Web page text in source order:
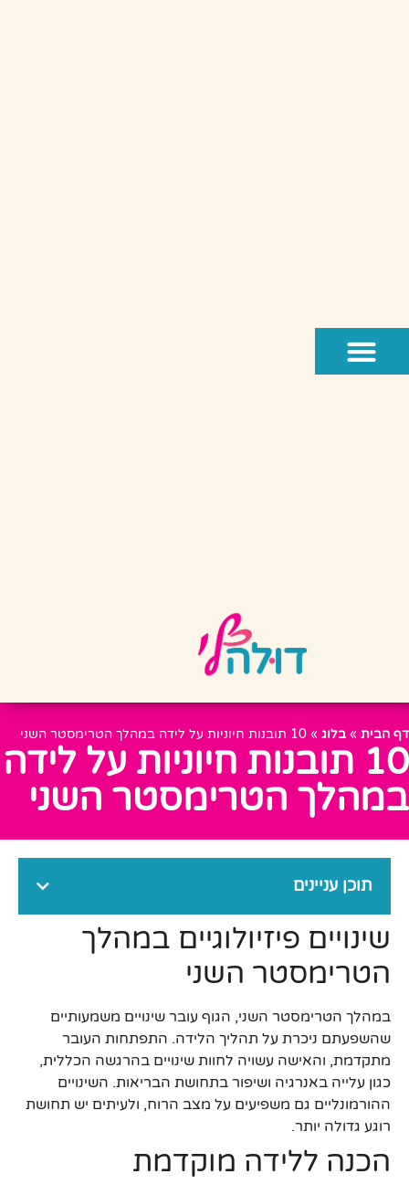
דף הבית » בלוג » 10 תובנות חיוניות על לידה במהלך הטרימסטר השני
10 תובנות חיוניות על לידה
במהלך הטרימסטר השני
תוכן עניינים
שינויים פיזיולוגיים במהלך
הטרימסטר השני
במהלך הטרימסטר השני, הגוף עובר שינויים משמעותיים
שהשפעתם ניכרת על תהליך הלידה. התפתחות העובר
מתקדמת, והאישה עשויה לחוות שינויים בהרגשה הכללית,
כגון עלייה באנרגיה ושיפור בתחושת הבריאות. השינויים
ההורמונליים גם משפיעים על מצב הרוח, ולעיתים יש תחושת
רוגע גדולה יותר.
הכנה ללידה מוקדמת